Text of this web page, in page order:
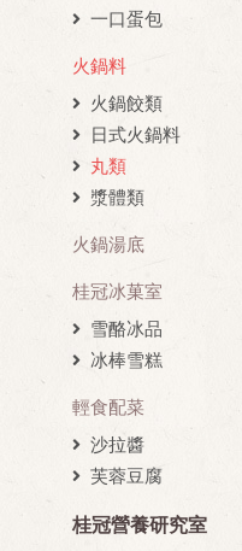
一口蛋包
火鍋料
火鍋餃類
日式火鍋料
丸類
漿體類
火鍋湯底
桂冠冰菓室
雪酪冰品
冰棒雪糕
輕食配菜
沙拉醬
芙蓉豆腐
桂冠營養研究室